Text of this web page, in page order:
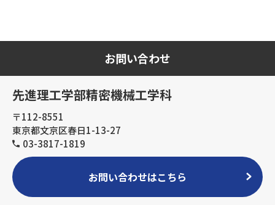
お問い合わせ
先進理工学部精密機械工学科
〒112-8551
東京都文京区春日1-13-27
03-3817-1819
お問い合わせはこちら